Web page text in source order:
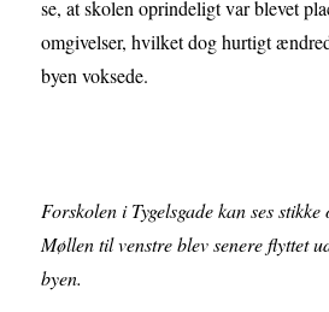
se, at skolen oprindeligt var blevet
omgivelser, hvilket dog hurtigt
byen voksede.
Forskolen i Tygelsgade kan ses
Møllen til venstre blev senere flyttet
byen.